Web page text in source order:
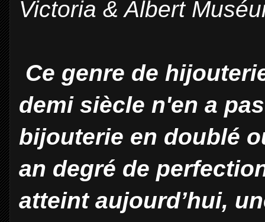
Victoria & Albert
Ce genre de
demi siècle n'en a
bijouterie en doublé
an degré de
atteint aujourd’hui,